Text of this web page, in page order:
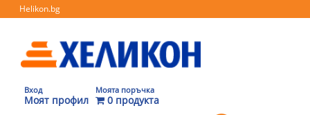
Helikon.bg
Вход
Моят профил
Моята поръчка
0 продукта